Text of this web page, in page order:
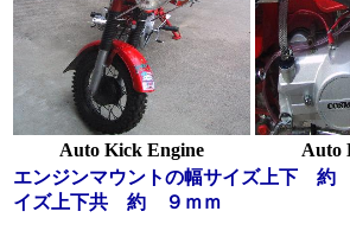
Auto Kick Engine
Auto
エンジンマウントの幅サイズ上下 約
イズ上下共 約 ９ｍｍ